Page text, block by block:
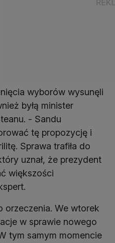
wyborów wysunęli
byłą minister
- Sandu
tę propozycję i
Sprawa trafiła do
uznał, że prezydent
większości
orzeczenia. We wtorek
w sprawie nowego
tym samym momencie